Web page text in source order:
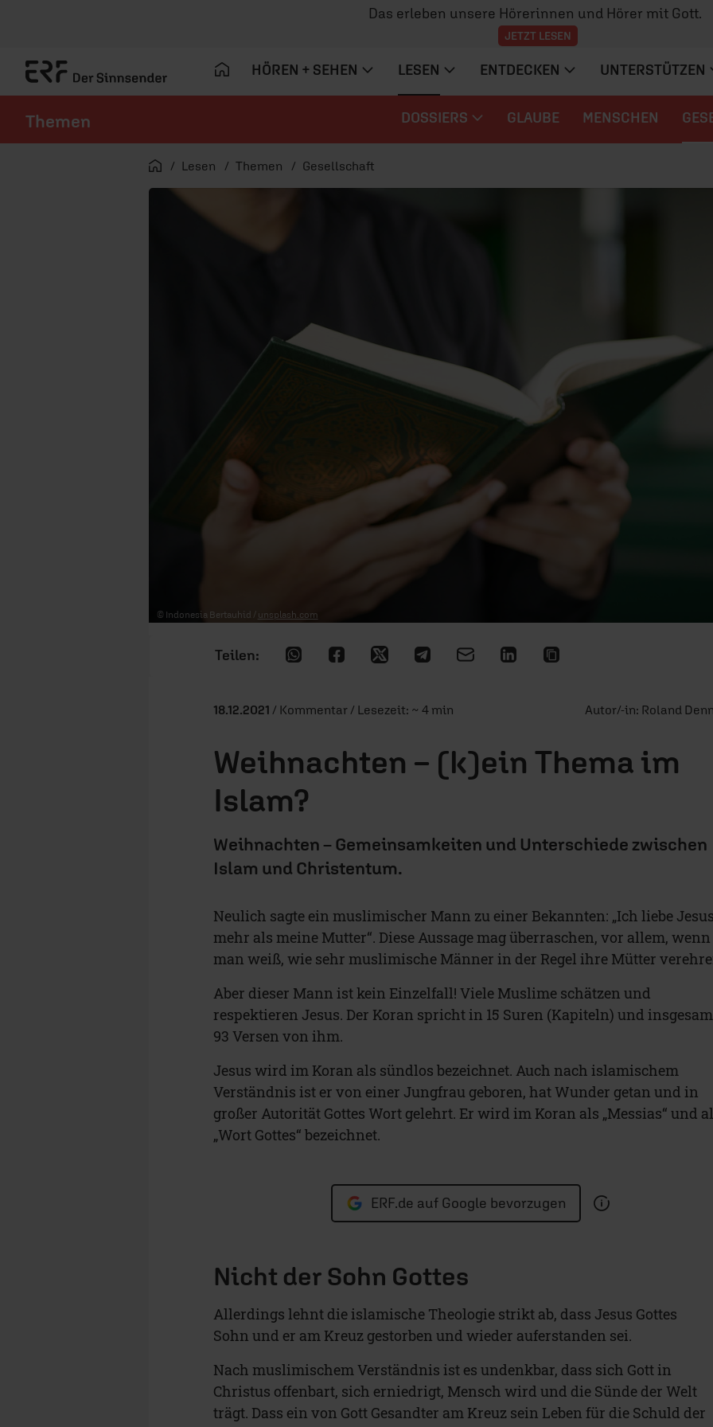
Das erleben unsere Hörerinnen und Hörer mit Gott.
JETZT LESEN
HÖREN + SEHEN LESEN ENTDECKEN UNTERSTÜTZEN
Themen DOSSIERS GLAUBE MENSCHEN
Startseite
Lesen Themen Gesellschaft
© Indonesia Bertauhid / unsplash.com
18.12.2021 / Kommentar / Lesezeit: ~ 4 min Autor/-in: Roland
Weihnachten – (k)ein Thema im
Islam?
Weihnachten – Gemeinsamkeiten und Unterschiede zwischen
Islam und Christentum.
Neulich sagte ein muslimischer Mann zu einer Bekannten: „Ich liebe
mehr als meine Mutter“. Diese Aussage mag überraschen, vor allem, wenn
man weiß, wie sehr muslimische Männer in der Regel ihre Mütter
Aber dieser Mann ist kein Einzelfall! Viele Muslime schätzen und
respektieren Jesus. Der Koran spricht in 15 Suren (Kapiteln) und
93 Versen von ihm.
Jesus wird im Koran als sündlos bezeichnet. Auch nach islamischem
Verständnis ist er von einer Jungfrau geboren, hat Wunder getan und in
großer Autorität Gottes Wort gelehrt. Er wird im Koran als „Messias“ und
„Wort Gottes“ bezeichnet.
ERF.de auf Google bevorzugen
Nicht der Sohn Gottes
Allerdings lehnt die islamische Theologie strikt ab, dass Jesus Gottes
Sohn und er am Kreuz gestorben und wieder auferstanden sei.
Nach muslimischem Verständnis ist es undenkbar, dass sich Gott in
Christus offenbart, sich erniedrigt, Mensch wird und die Sünde der Welt
trägt. Dass ein von Gott Gesandter am Kreuz sein Leben für die Schuld der